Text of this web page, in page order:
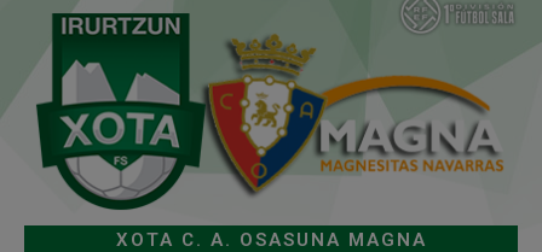
XOTA C. A. OSASUNA MAGNA